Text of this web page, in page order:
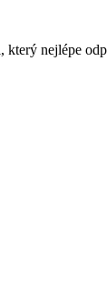
který nejlépe